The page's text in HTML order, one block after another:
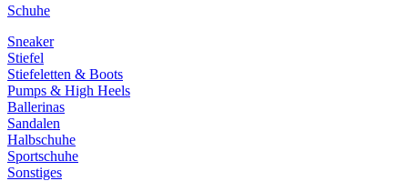
Schuhe
Sneaker
Stiefel
Stiefeletten & Boots
Pumps & High Heels
Ballerinas
Sandalen
Halbschuhe
Sportschuhe
Sonstiges